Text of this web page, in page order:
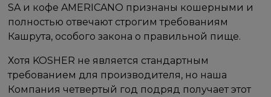
SA и кофе AMERICANO признаны кошерными и
полностью отвечают строгим требованиям
Кашрута, особого закона о правильной пище.
Хотя KOSHER не является стандартным
требованием для производителя, но наша
Компания четвертый год подряд получает этот